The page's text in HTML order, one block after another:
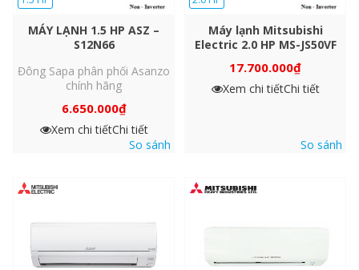
MÁY LẠNH 1.5 HP ASZ –
S12N66
Đông Sapa phân phối Asanzo
chính hãng
6.650.000₫
Xem chi tiếtChi tiết
So sánh
Máy lạnh Mitsubishi
Electric 2.0 HP MS-JS50VF
17.700.000₫
Xem chi tiếtChi tiết
So sánh